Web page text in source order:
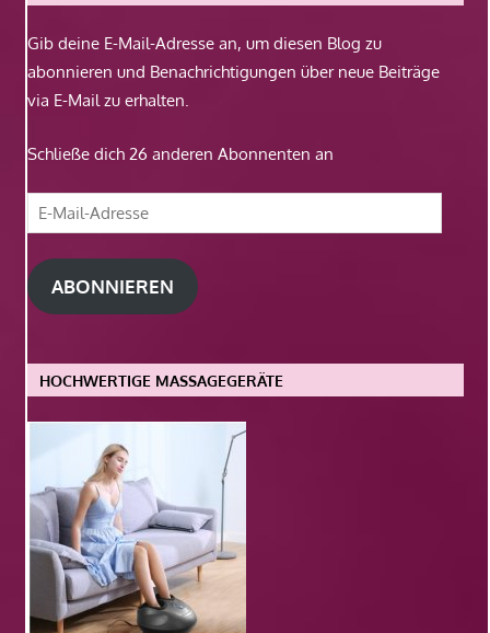
Gib deine E-Mail-Adresse an, um diesen Blog zu
abonnieren und Benachrichtigungen über neue Beiträge
via E-Mail zu erhalten.
Schließe dich 26 anderen Abonnenten an
E-
Mail-
Adresse
ABONNIEREN
HOCHWERTIGE MASSAGEGERÄTE